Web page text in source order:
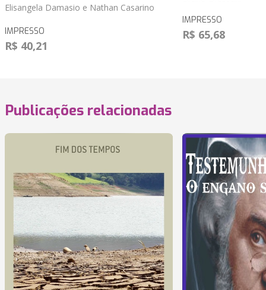
Elisangela Damasio e Nathan Casarino
IMPRESSO
R$ 40,21
IMPRESSO
R$ 65,68
Publicações relacionadas